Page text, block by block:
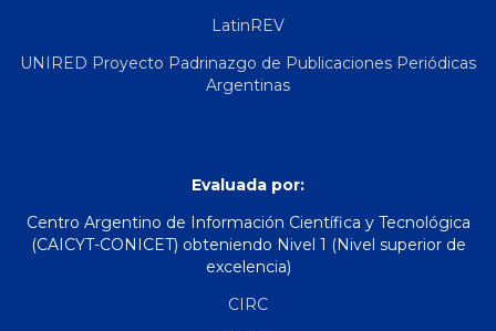
LatinREV
UNIRED Proyecto Padrinazgo de Publicaciones Periódicas
Argentinas
Evaluada por:
Centro Argentino de Información Científica y Tecnológica
(CAICYT-CONICET) obteniendo Nivel 1 (Nivel superior de
excelencia)
CIRC